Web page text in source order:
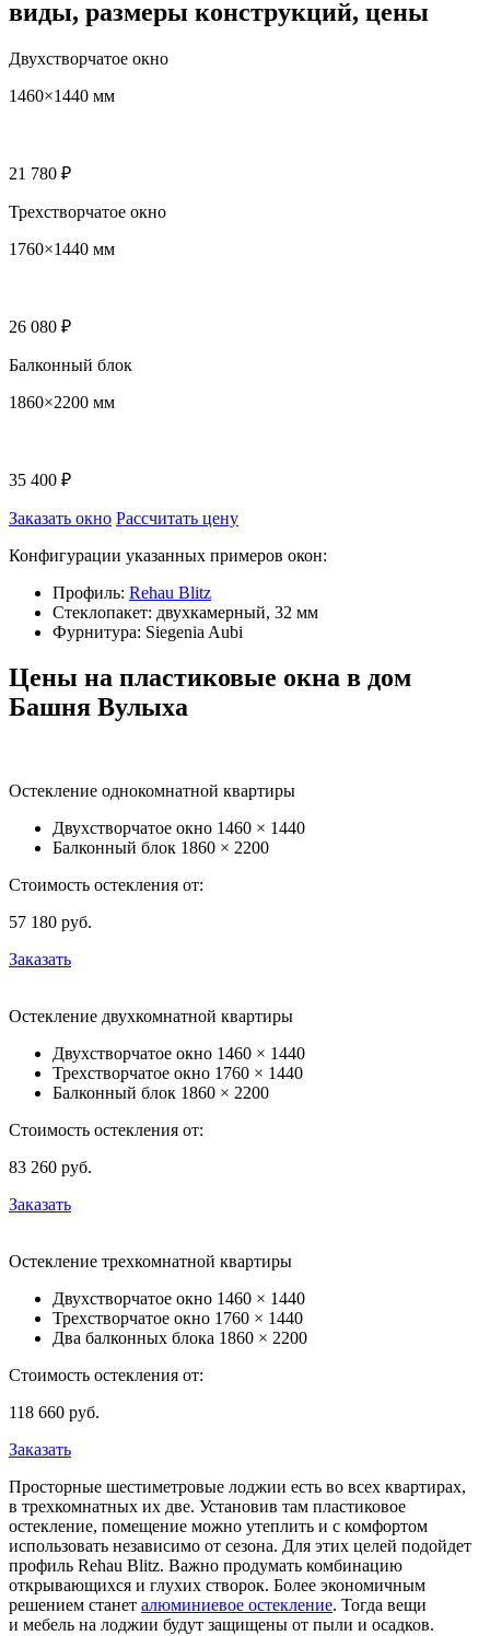
виды, размеры конструкций, цены
Двухстворчатое окно
1460×1440 мм
21 780 ₽
Трехстворчатое окно
1760×1440 мм
26 080 ₽
Балконный блок
1860×2200 мм
35 400 ₽
Заказать окно Рассчитать цену
Конфигурации указанных примеров окон:
Профиль: Rehau Blitz
Стеклопакет: двухкамерный, 32 мм
Фурнитура: Siegenia Aubi
Цены на пластиковые окна в дом
Башня Вулыха
Остекление однокомнатной квартиры
Двухстворчатое окно 1460 × 1440
Балконный блок 1860 × 2200
Стоимость остекления от:
57 180 руб.
Заказать
Остекление двухкомнатной квартиры
Двухстворчатое окно 1460 × 1440
Трехстворчатое окно 1760 × 1440
Балконный блок 1860 × 2200
Стоимость остекления от:
83 260 руб.
Заказать
Остекление трехкомнатной квартиры
Двухстворчатое окно 1460 × 1440
Трехстворчатое окно 1760 × 1440
Два балконных блока 1860 × 2200
Стоимость остекления от:
118 660 руб.
Заказать
Просторные шестиметровые лоджии есть во всех квартирах,
в трехкомнатных их две. Установив там пластиковое
остекление, помещение можно утеплить и с комфортом
использовать независимо от сезона. Для этих целей подойдет
профиль Rehau Blitz. Важно продумать комбинацию
открывающихся и глухих створок. Более экономичным
решением станет алюминиевое остекление. Тогда вещи
и мебель на лоджии будут защищены от пыли и осадков.